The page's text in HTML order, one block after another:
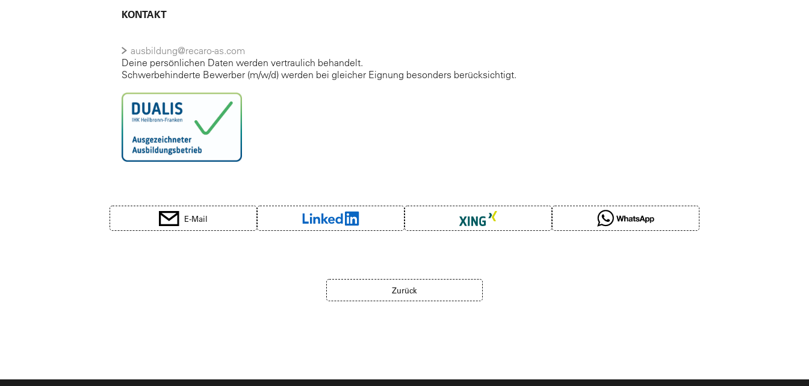
KONTAKT
ausbildung@recaro-as.com
Deine persönlichen Daten werden vertraulich behandelt.
Schwerbehinderte Bewerber (m/w/d) werden bei gleicher Eignung besonders berücksichtigt.
E-Mail
Zurück